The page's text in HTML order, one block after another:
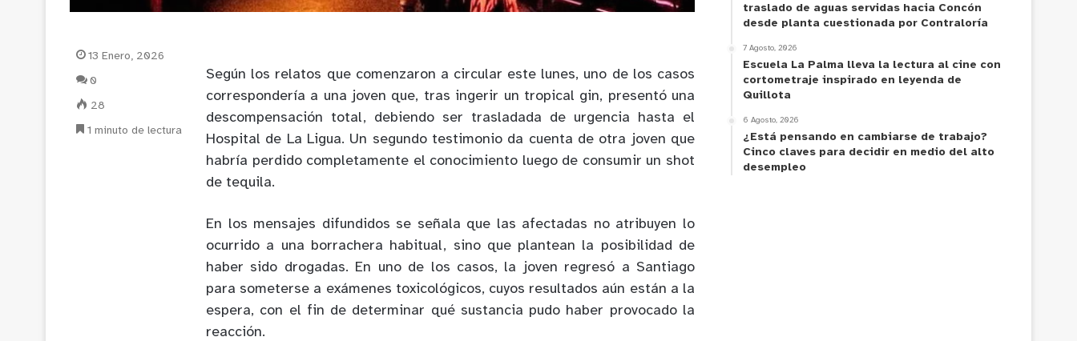
Según los relatos que comenzaron a circular este lunes, uno de los casos
correspondería a una joven que, tras ingerir un tropical gin, presentó una
descompensación total, debiendo ser trasladada de urgencia hasta el
Hospital de La Ligua. Un segundo testimonio da cuenta de otra joven que
habría perdido completamente el conocimiento luego de consumir un shot
de tequila.
En los mensajes difundidos se señala que las afectadas no atribuyen lo
ocurrido a una borrachera habitual, sino que plantean la posibilidad de
haber sido drogadas. En uno de los casos, la joven regresó a Santiago
para someterse a exámenes toxicológicos, cuyos resultados aún están a la
espera, con el fin de determinar qué sustancia pudo haber provocado la
reacción.
13 Enero, 2026
0
28
1 minuto de lectura
traslado de aguas servidas hacia Concón
desde planta cuestionada por Contraloría
7 Agosto, 2026
Escuela La Palma lleva la lectura al cine con
cortometraje inspirado en leyenda de
Quillota
6 Agosto, 2026
¿Está pensando en cambiarse de trabajo?
Cinco claves para decidir en medio del alto
desempleo